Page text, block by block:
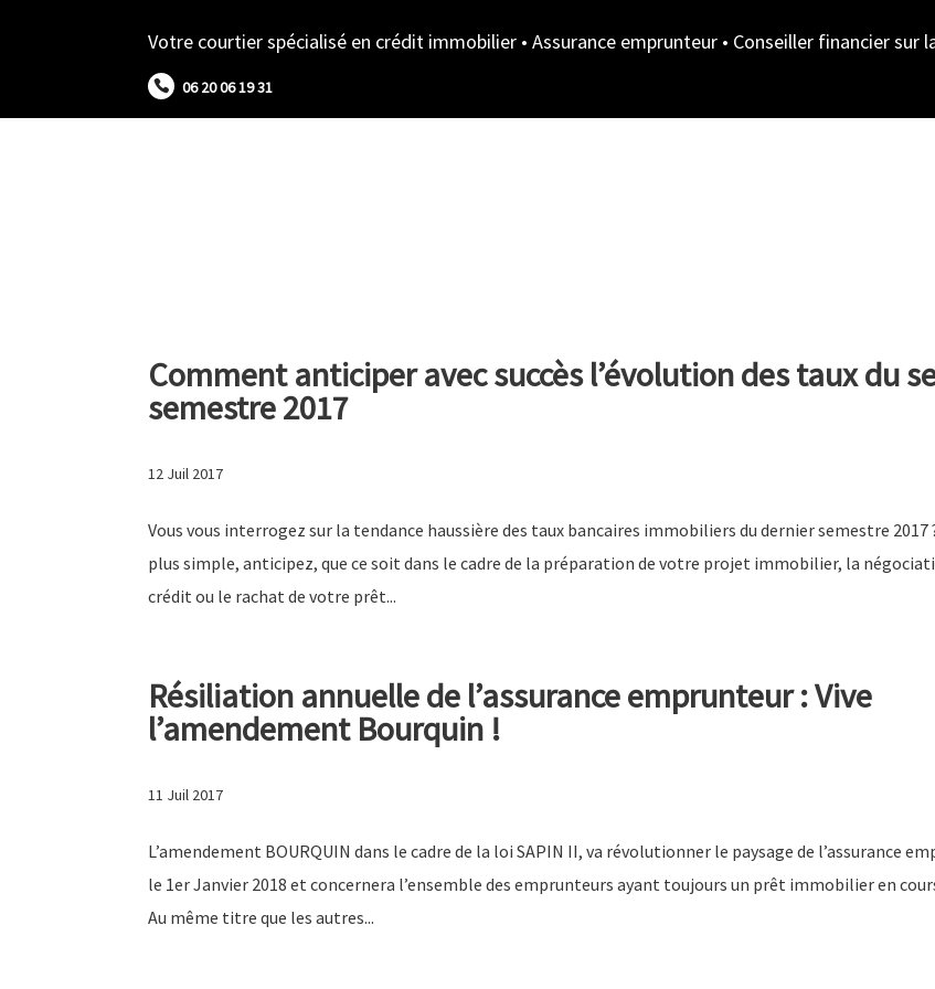
Votre courtier spécialisé en crédit immobilier • Assurance emprunteur • Conseiller financier sur
06 20 06 19 31
Comment anticiper avec succès l’évolution des taux du
semestre 2017
12 Juil 2017
Vous vous interrogez sur la tendance haussière des taux bancaires immobiliers du dernier semestre 2017
plus simple, anticipez, que ce soit dans le cadre de la préparation de votre projet immobilier, la
crédit ou le rachat de votre prêt...
Résiliation annuelle de l’assurance emprunteur : Vive
l’amendement Bourquin !
11 Juil 2017
L’amendement BOURQUIN dans le cadre de la loi SAPIN II, va révolutionner le paysage de l’assurance
le 1er Janvier 2018 et concernera l’ensemble des emprunteurs ayant toujours un prêt immobilier en
Au même titre que les autres...